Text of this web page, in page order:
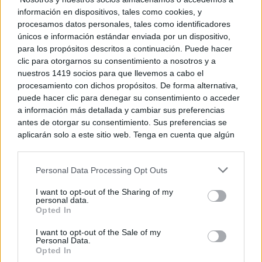
información en dispositivos, tales como cookies, y
procesamos datos personales, tales como identificadores
únicos e información estándar enviada por un dispositivo,
para los propósitos descritos a continuación. Puede hacer
clic para otorgarnos su consentimiento a nosotros y a
nuestros 1419 socios para que llevemos a cabo el
procesamiento con dichos propósitos. De forma alternativa,
puede hacer clic para denegar su consentimiento o acceder
a información más detallada y cambiar sus preferencias
antes de otorgar su consentimiento. Sus preferencias se
aplicarán solo a este sitio web. Tenga en cuenta que algún
rechazar tal procesamiento. Puede cambiar sus preferencias
a este sitio y haciendo clic en el botón "Privacidad" en la
parte inferior de la página web.
Please note that this website/app uses one or more Google
services and may gather and store information including but
not limited to your visit or usage behaviour. You may click to
Personal Data Processing Opt Outs
I want to opt-out of the Sharing of my
personal data.
Opted In
I want to opt-out of the Sale of my
Personal Data.
Opted In
capaces de ofrecer autenticidad, calidad y valor
añadido a precios competitivos son los que presentan
mayores oportunidades de crecimiento en Italia.
FENAVIN Match continúa con la captación de
compradores nacionales e internacionales con el
objetivo de consolidar un espacio de negocio
altamente especializado, eficiente y orientado a
resultados. Las oportunidades comerciales se
articulan mediante reuniones con un objetivo común:
solo contactos, solo oportunidades, solo negocio.